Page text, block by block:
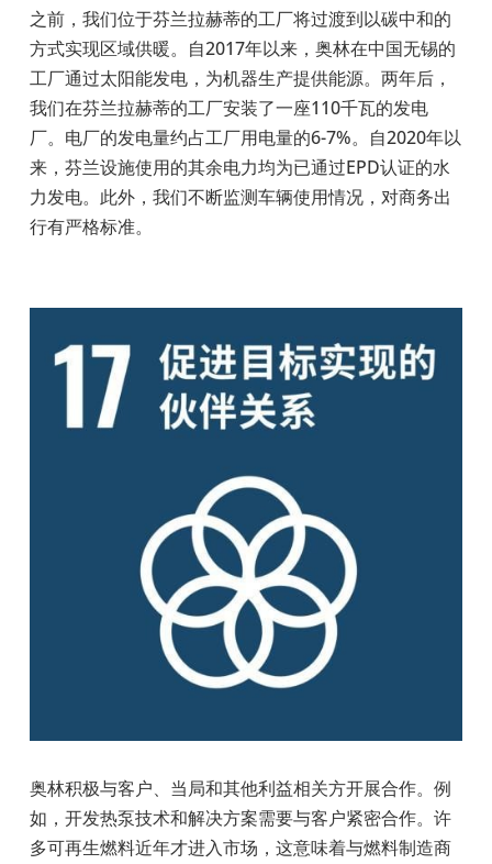
之前，我们位于芬兰拉赫蒂的工厂将过渡到以碳中和的
方式实现区域供暖。自2017年以来，奥林在中国无锡的
工厂通过太阳能发电，为机器生产提供能源。两年后，
我们在芬兰拉赫蒂的工厂安装了一座110千瓦的发电
厂。电厂的发电量约占工厂用电量的6-7%。自2020年以
来，芬兰设施使用的其余电力均为已通过EPD认证的水
力发电。此外，我们不断监测车辆使用情况，对商务出
行有严格标准。
奥林积极与客户、当局和其他利益相关方开展合作。例
如，开发热泵技术和解决方案需要与客户紧密合作。许
多可再生燃料近年才进入市场，这意味着与燃料制造商